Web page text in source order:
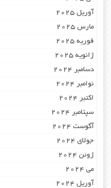
آوریل 2025
مارس 2025
فوریه 2025
ژانویه 2025
دسامبر 2024
نوامبر 2024
اکتبر 2024
سپتامبر 2024
آگوست 2024
جولای 2024
ژوئن 2024
می 2024
آوریل 2024